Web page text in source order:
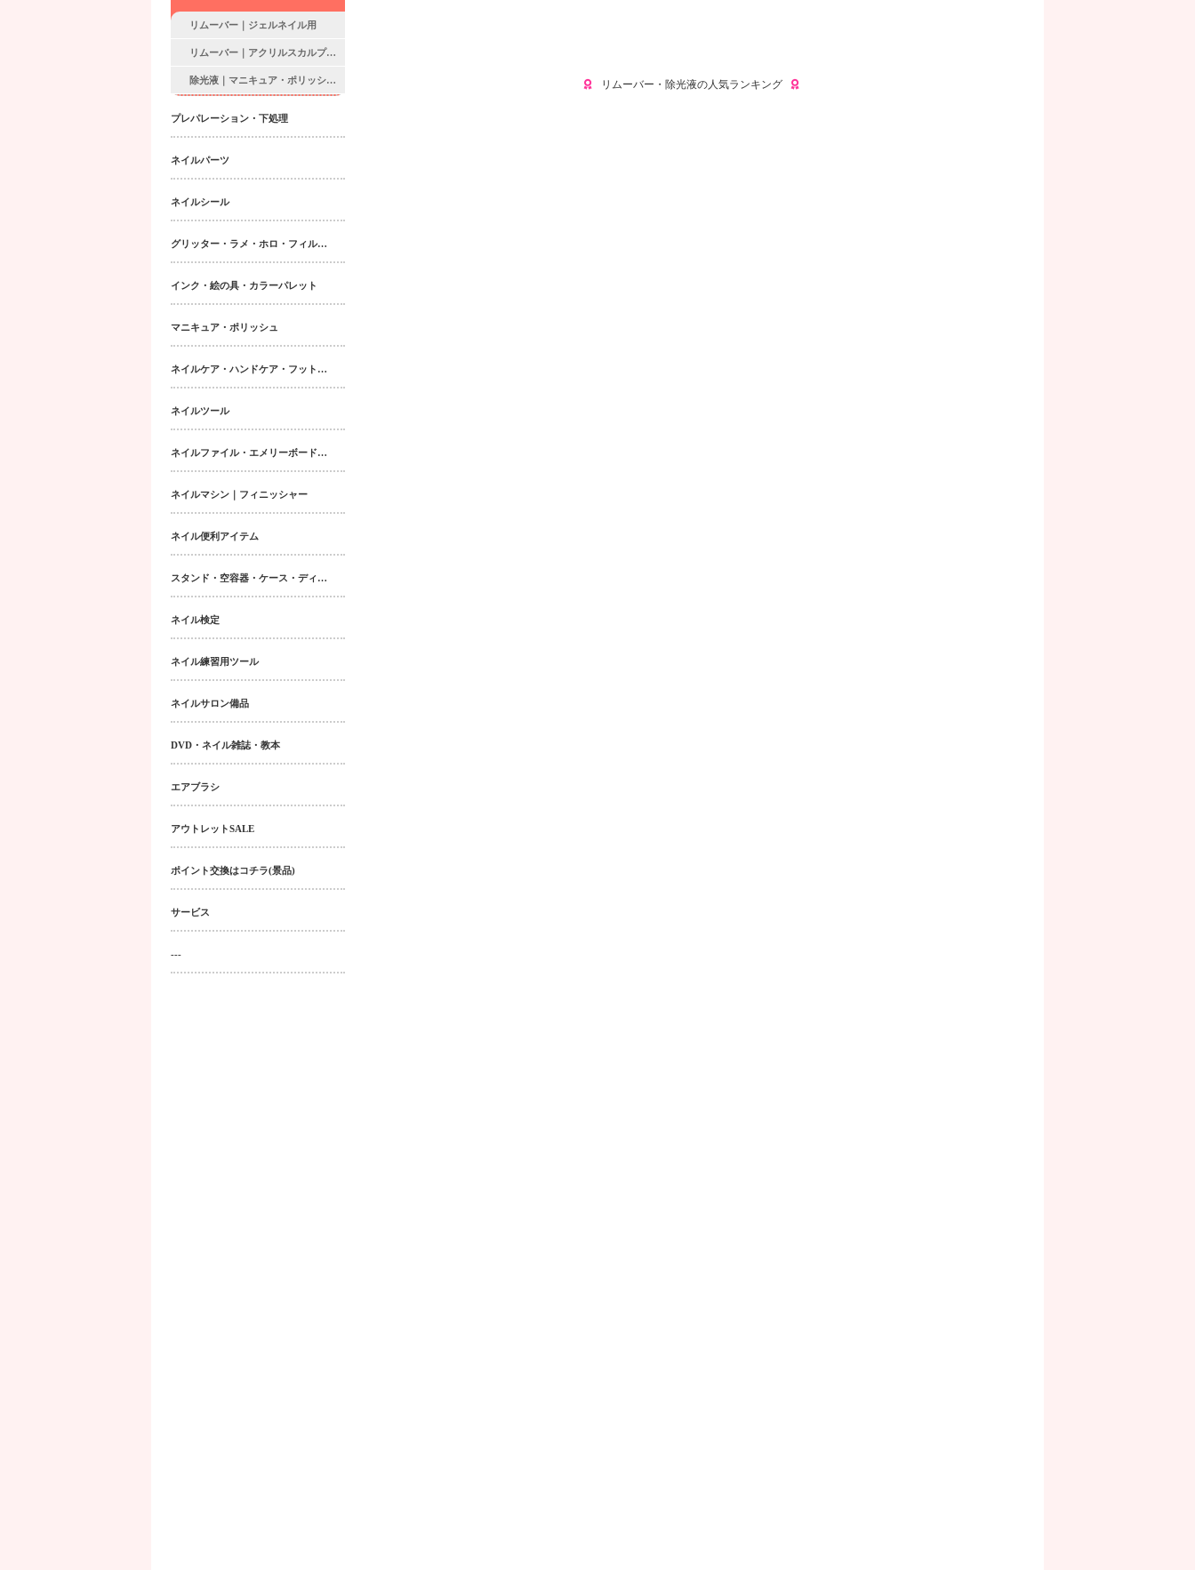
リムーバー｜ジェルネイル用
リムーバー｜アクリルスカルプ・アクリルネイル用
除光液｜マニキュア・ポリッシュ用
プレパレーション・下処理
ネイルパーツ
ネイルシール
グリッター・ラメ・ホロ・フィルム・パウダー｜ネイルパーツ
インク・絵の具・カラーパレット
マニキュア・ポリッシュ
ネイルケア・ハンドケア・フットケア・ボディケア
ネイルツール
ネイルファイル・エメリーボード・シャイナー
ネイルマシン｜フィニッシャー
ネイル便利アイテム
スタンド・空容器・ケース・ディスペンサー類
ネイル検定
ネイル練習用ツール
ネイルサロン備品
DVD・ネイル雑誌・教本
エアブラシ
アウトレットSALE
ポイント交換はコチラ(景品)
サービス
---
リムーバー・除光液の人気ランキング